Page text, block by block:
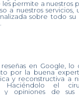
permite a nuestros
a nuestros servicios,
sobre todo
reseñas en Google, lo
por la buena
y reconstructiva a
Haciéndolo el
y opiniones de sus